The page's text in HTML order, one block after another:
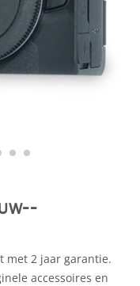
met 2 jaar garantie.
accessoires en